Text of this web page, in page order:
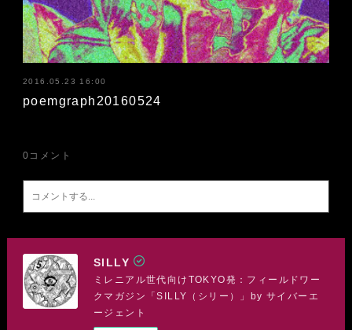
2016.05.23 16:00
poemgraph20160524
0 コメント
SILLY
ミレニアル世代向けTOKYO発：フィールドワー
クマガジン「SILLY（シリー）」by サイバーエ
ージェント